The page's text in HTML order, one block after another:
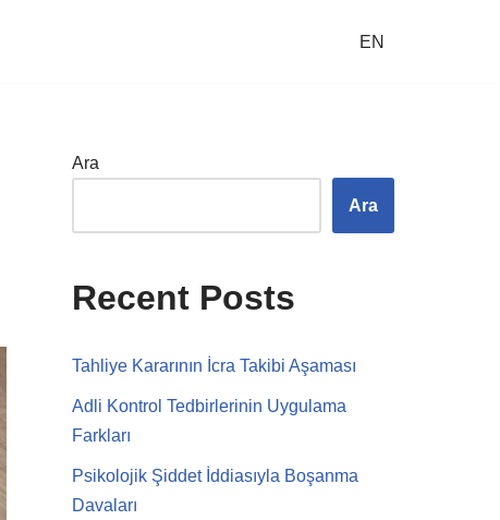
EN
Ara
Ara
Recent Posts
Tahliye Kararının İcra Takibi Aşaması
Adli Kontrol Tedbirlerinin Uygulama
Farkları
Psikolojik Şiddet İddiasıyla Boşanma
Davaları